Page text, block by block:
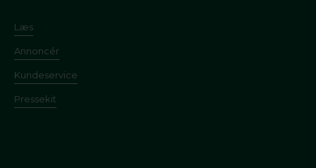
Læs
Annoncér
Kundeservice
Pressekit